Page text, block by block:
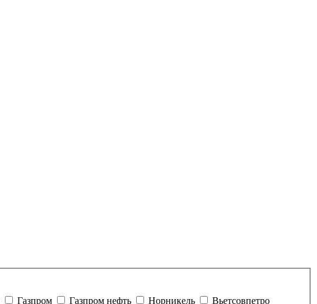
Газпром Газпром нефть Норникель
Вьетсовпетро